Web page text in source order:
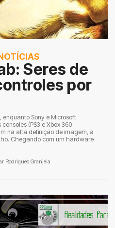
Seres de
por
Sony e Microsoft
(PS3 e Xbox 360
na alta definição de imagem, a
Chegando com um hardware
Rodrigues Granjeia